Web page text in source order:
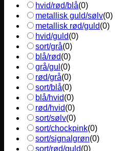
hvid/rød/blå(0)
metallisk guld/sølv(0)
metallisk rød/guld(0)
hvid/guld(0)
sort/grå(0)
blå/rød(0)
grå/gul (0)
rød/grå(0)
sort/blå(0)
blå/hvid(0)
rød/hvid(0)
sort/sølv(0)
sort/chockpink(0)
sort/signalgrøn(0)
sort/rød/guld(0)